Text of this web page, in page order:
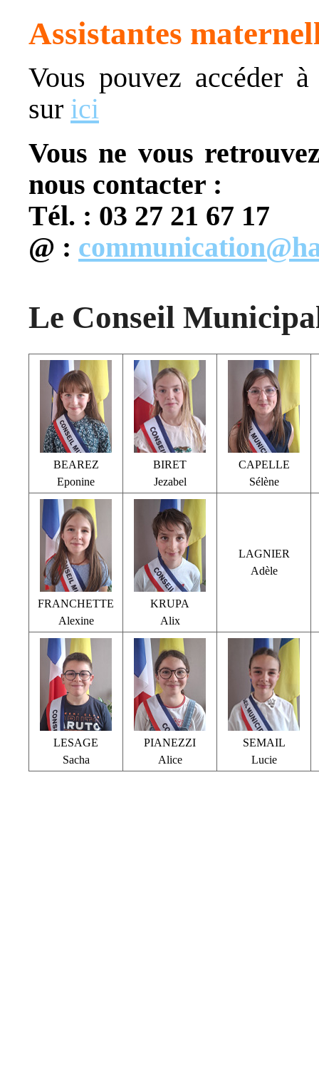
Assistantes
Vous pouvez accéder
sur ici
Vous ne vous
nous contacter :
Tél. : 03 27 21 67 17
@ :
Le Conseil
BEAREZ
Eponine
BIRET
Jezabel
CAPELLE
Sélène
FRANCHETTE
Alexine
KRUPA
Alix
LAGNIER
Adèle
LESAGE
Sacha
PIANEZZI
Alice
SEMAIL
Lucie